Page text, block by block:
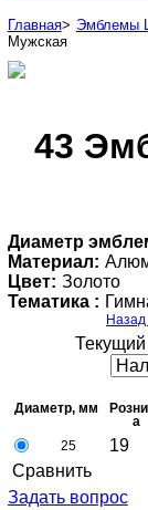
Главная> Эмблемы
Мужская
43
Диаметр
Материал:
Цвет: Золото
Тематика :
Назад
Текущий
Диаметр, мм
a
25 19
Cравнить
Задать вопрос